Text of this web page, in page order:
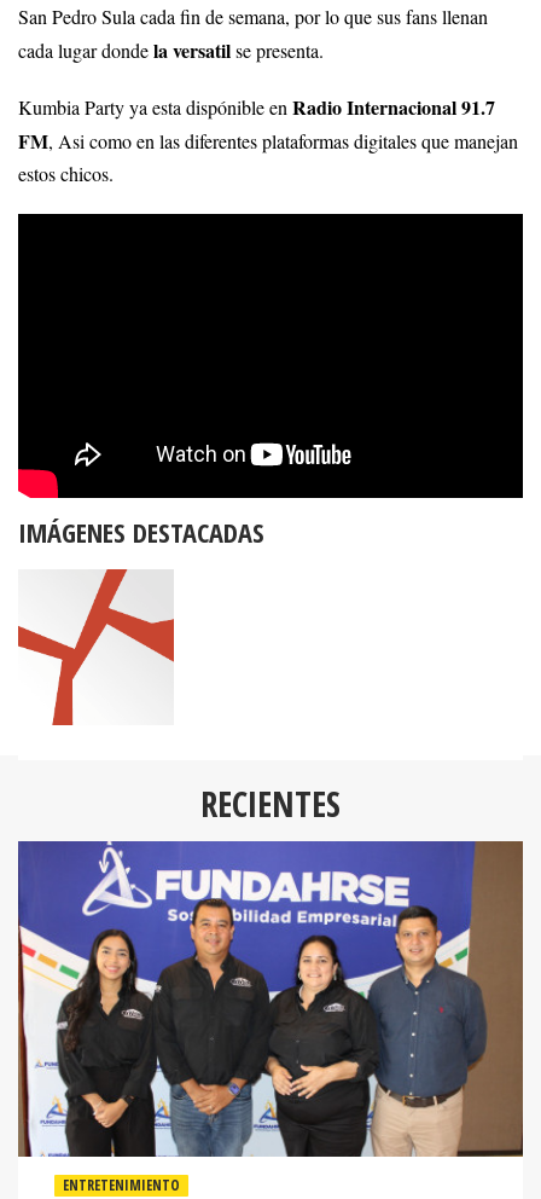
San Pedro Sula cada fin de semana, por lo que sus fans llenan
cada lugar dondela versatilse presenta.
Kumbia Party ya esta dispónible enRadio Internacional 91.7
FM, Asi como en las diferentes plataformas digitales que manejan
estos chicos.
IMÁGENES DESTACADAS
RECIENTES
ENTRETENIMIENTO